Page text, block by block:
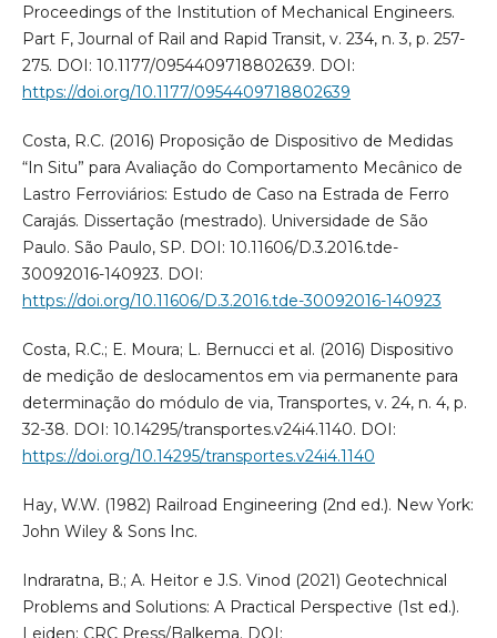
Proceedings of the Institution of Mechanical Engineers.
Part F, Journal of Rail and Rapid Transit, v. 234, n. 3, p. 257-
275. DOI: 10.1177/0954409718802639. DOI:
https://doi.org/10.1177/0954409718802639
Costa, R.C. (2016) Proposição de Dispositivo de Medidas
“In Situ” para Avaliação do Comportamento Mecânico de
Lastro Ferroviários: Estudo de Caso na Estrada de Ferro
Carajás. Dissertação (mestrado). Universidade de São
Paulo. São Paulo, SP. DOI: 10.11606/D.3.2016.tde-
30092016-140923. DOI:
https://doi.org/10.11606/D.3.2016.tde-30092016-140923
Costa, R.C.; E. Moura; L. Bernucci et al. (2016) Dispositivo
de medição de deslocamentos em via permanente para
determinação do módulo de via, Transportes, v. 24, n. 4, p.
32-38. DOI: 10.14295/transportes.v24i4.1140. DOI:
https://doi.org/10.14295/transportes.v24i4.1140
Hay, W.W. (1982) Railroad Engineering (2nd ed.). New York:
John Wiley & Sons Inc.
Indraratna, B.; A. Heitor e J.S. Vinod (2021) Geotechnical
Problems and Solutions: A Practical Perspective (1st ed.).
Leiden: CRC Press/Balkema. DOI: